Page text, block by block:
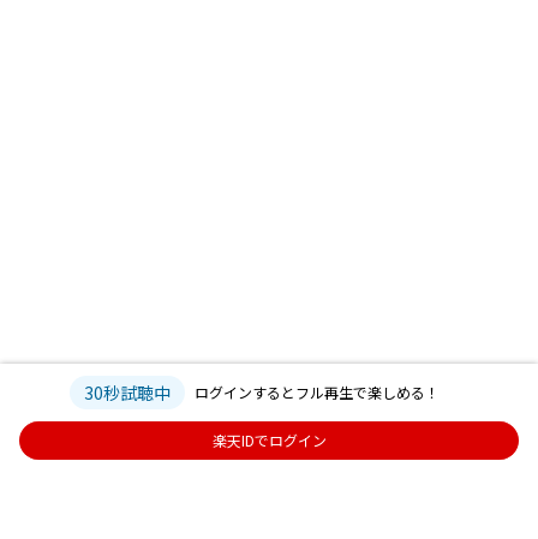
30秒試聴中 ログインするとフル再生で楽しめる！
楽天IDでログイン